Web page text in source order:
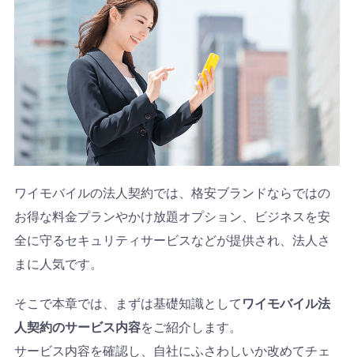
ワイモバイルの法人契約では、格安ブランドならではの
お得な料金プランやかけ放題オプション、ビジネスを安
全に守るセキュリティサービスなどが提供され、法人さ
まに人気です。
そこで本章では、まずは基礎知識として ワイモバイル法
人契約のサービス内容をご紹介します。
サービス内容を確認し、自社にふさわしいか改めてチェ